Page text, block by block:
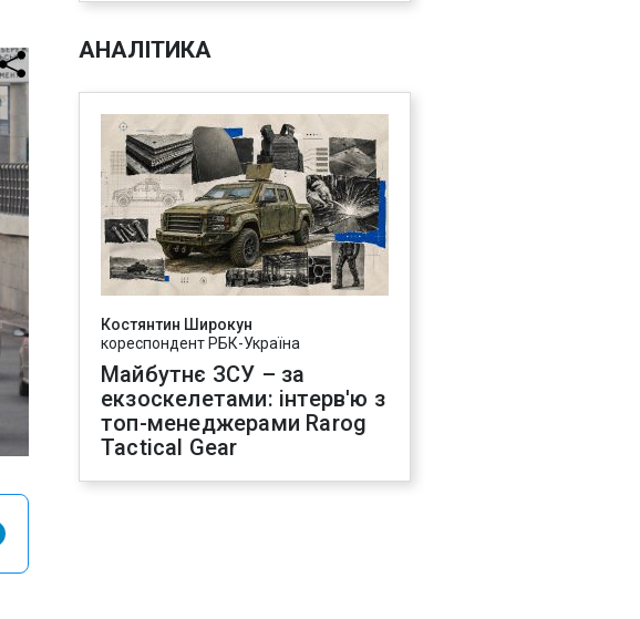
АНАЛІТИКА
Костянтин Широкун
кореспондент РБК-Україна
Майбутнє ЗСУ – за
екзоскелетами: інтерв'ю з
топ-менеджерами Rarog
Tactical Gear